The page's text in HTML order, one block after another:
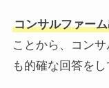
コンサルファー
ことから、コン
も的確な回答を